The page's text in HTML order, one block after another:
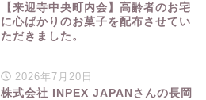
【来迎寺中央町内会】高齢者のお宅
に心ばかりのお菓子を配布させてい
ただきました。
2026年7月20日
株式会社 INPEX JAPANさんの長岡